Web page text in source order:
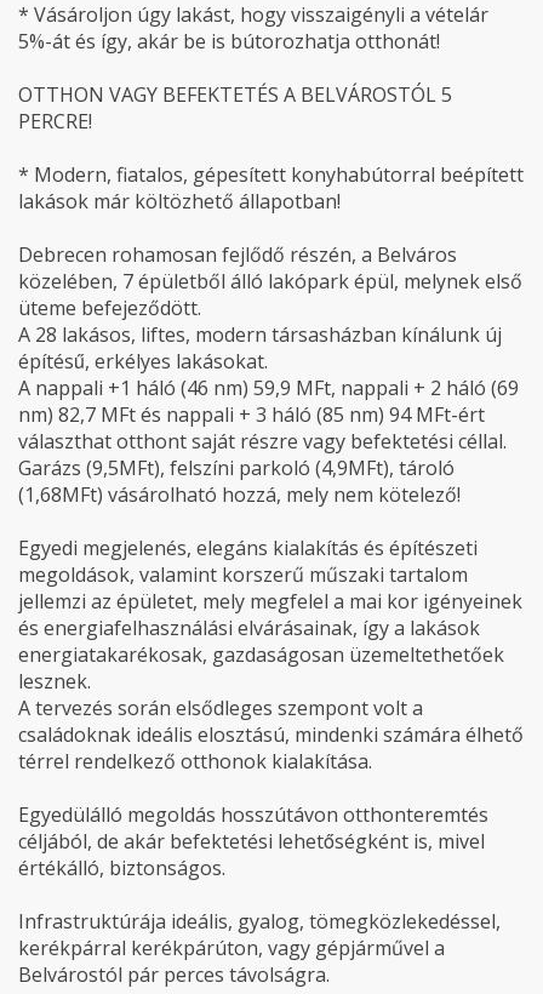
* Vásároljon úgy lakást, hogy visszaigényli a vételár
5%-át és így, akár be is bútorozhatja otthonát!
OTTHON VAGY BEFEKTETÉS A BELVÁROSTÓL 5
PERCRE!
* Modern, fiatalos, gépesített konyhabútorral beépített
lakások már költözhető állapotban!
Debrecen rohamosan fejlődő részén, a Belváros
közelében, 7 épületből álló lakópark épül, melynek első
üteme befejeződött.
A 28 lakásos, liftes, modern társasházban kínálunk új
építésű, erkélyes lakásokat.
A nappali +1 háló (46 nm) 59,9 MFt, nappali + 2 háló (69
nm) 82,7 MFt és nappali + 3 háló (85 nm) 94 MFt-ért
választhat otthont saját részre vagy befektetési céllal.
Garázs (9,5MFt), felszíni parkoló (4,9MFt), tároló
(1,68MFt) vásárolható hozzá, mely nem kötelező!
Egyedi megjelenés, elegáns kialakítás és építészeti
megoldások, valamint korszerű műszaki tartalom
jellemzi az épületet, mely megfelel a mai kor igényeinek
és energiafelhasználási elvárásainak, így a lakások
energiatakarékosak, gazdaságosan üzemeltethetőek
lesznek.
A tervezés során elsődleges szempont volt a
családoknak ideális elosztású, mindenki számára élhető
térrel rendelkező otthonok kialakítása.
Egyedülálló megoldás hosszútávon otthonteremtés
céljából, de akár befektetési lehetőségként is, mivel
értékálló, biztonságos.
Infrastruktúrája ideális, gyalog, tömegközlekedéssel,
kerékpárral kerékpárúton, vagy gépjárművel a
Belvárostól pár perces távolságra.